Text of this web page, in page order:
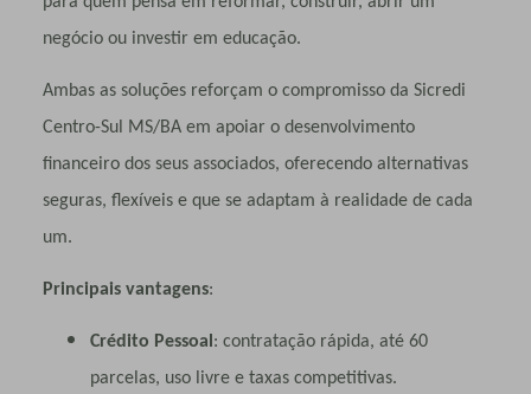
negócio ou investir em educação.
Ambas as soluções reforçam o compromisso da Sicredi
Centro-Sul MS/BA em apoiar o desenvolvimento
financeiro dos seus associados, oferecendo alternativas
seguras, flexíveis e que se adaptam à realidade de cada
um.
Principais vantagens:
Crédito Pessoal: contratação rápida, até 60
parcelas, uso livre e taxas competitivas.